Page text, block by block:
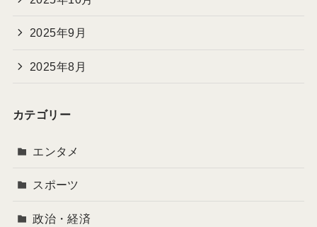
2025年9月
2025年8月
カテゴリー
エンタメ
スポーツ
政治・経済